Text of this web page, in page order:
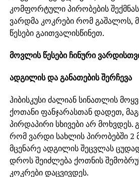
კომფორტული პირობების
ვარდმა კოკრები რომ გაშალოს,
წესები გაითვალისწინეთ.
მოვლის წესები ჩინური
ადგილის და განათების შერჩევა
ჰიბისკუსი ძალიან სინათლის
ქოთანი ფანჯარასთან დადეთ,
პირდაპირი სხივები არ მოხვდეს.
რომ ვარდი სახლის პირობებში 2
მცენარე ადგილის შეცვლას
დროს შეიძლება ქოთნის
კოკრები დაცვივდეს.